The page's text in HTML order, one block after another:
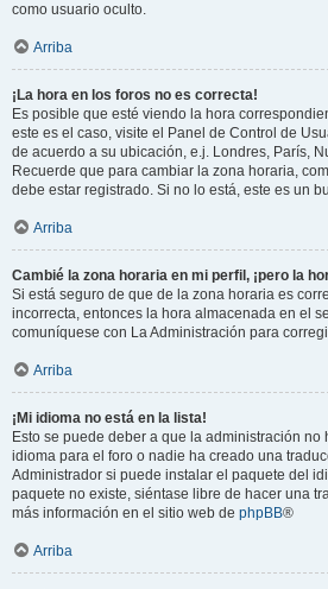
como usuario oculto.
Arriba
¡La hora en los foros no es correcta!
Es posible que esté viendo la hora
este es el caso, visite el Panel de Control de
de acuerdo a su ubicación, e.j. Londres, París,
Recuerde que para cambiar la zona horaria,
debe estar registrado. Si no lo está, este es un
Arriba
Cambié la zona horaria en mi perfil, ¡pero la
Si está seguro de que de la zona horaria es
incorrecta, entonces la hora almacenada en el
comuníquese con La Administración para
Arriba
¡Mi idioma no está en la lista!
Esto se puede deber a que la administración
idioma para el foro o nadie ha creado una
Administrador si puede instalar el paquete del
paquete no existe, siéntase libre de hacer una
más información en el sitio web de phpBB®
Arriba